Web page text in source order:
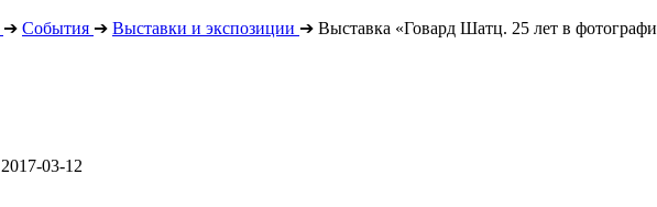
➔ События ➔ Выставки и экспозиции ➔ Выставка «Говард Шатц. 25 лет в
2017-03-12